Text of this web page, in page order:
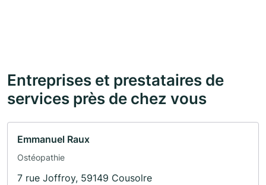
Entreprises et prestataires de
services près de chez vous
Emmanuel Raux
Ostéopathie
7 rue Joffroy, 59149 Cousolre